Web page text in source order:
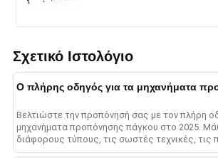
Σχετικό Ιστολόγιο
Βελτιώστε την προπόνησή σας με τον πλήρη
μηχανήματα προπόνησης πάγκου στο 2025.
διάφορους τύπους, τις σωστές τεχνικές, τις
μεθόδους και το ......